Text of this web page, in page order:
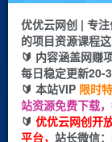
挂机 项目
脚本卡密
首页 创业课程
（6627期）
优优云网创 | 专
的项目资源课程这
🔰 内容涵盖网赚
每日稳定更新20-
🔰 本站VIP 限时
站资源免费下载，
🔰 优优云网创开
平台， 站长微信